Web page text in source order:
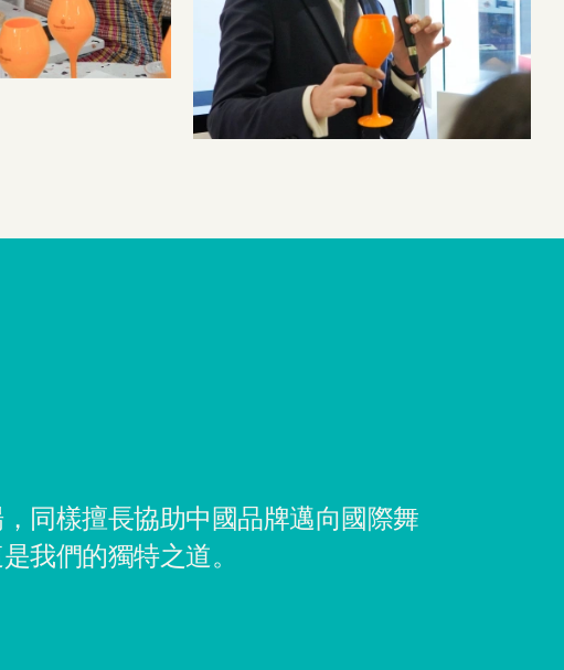
同樣擅長協助中國品牌邁向國際舞
我們的獨特之道。